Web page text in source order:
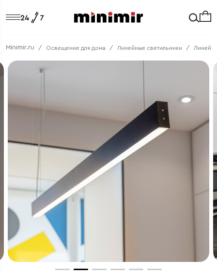
Minimir.ru Освещение для дома Линейные светильники